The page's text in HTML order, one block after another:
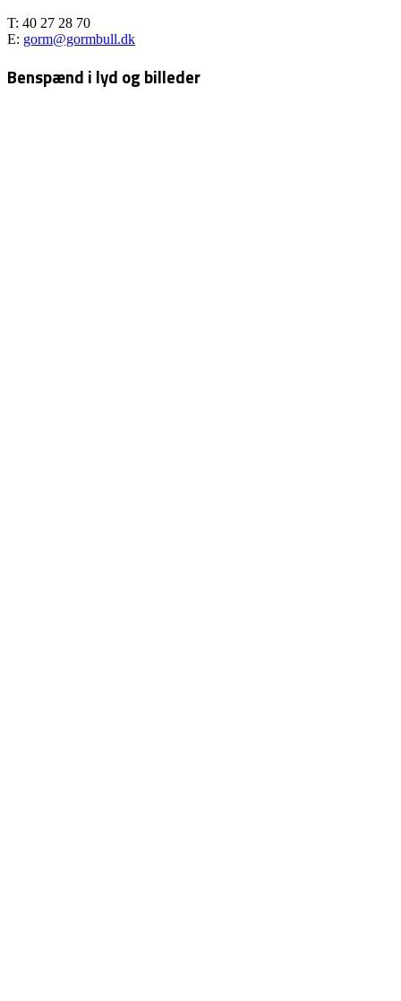
T: 40 27 28 70
E: gorm@gormbull.dk
Benspænd i lyd og billeder